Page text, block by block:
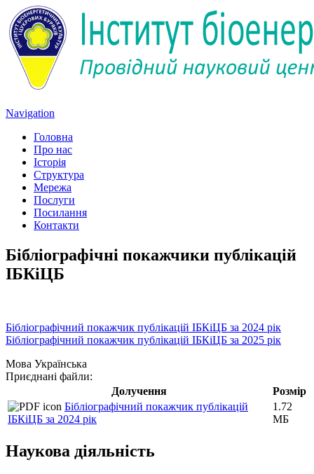
Navigation
Головна
Про нас
Історія
Структура
Мережа
Послуги
Посилання
Контакти
Бібліографічні покажчики публікацій
ІБКіЦБ
Бібліографічний покажчик публікацій ІБКіЦБ за 2024 рік
Бібліографічний покажчик публікацій ІБКіЦБ за 2025 рік
Мова Українська
Приєднані файли:
Долучення
Розмір
Бібліографічний покажчик публікацій
ІБКіЦБ за 2024 рік
1.72
МБ
Наукова діяльність